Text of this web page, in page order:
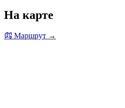
На карте
Маршрут →